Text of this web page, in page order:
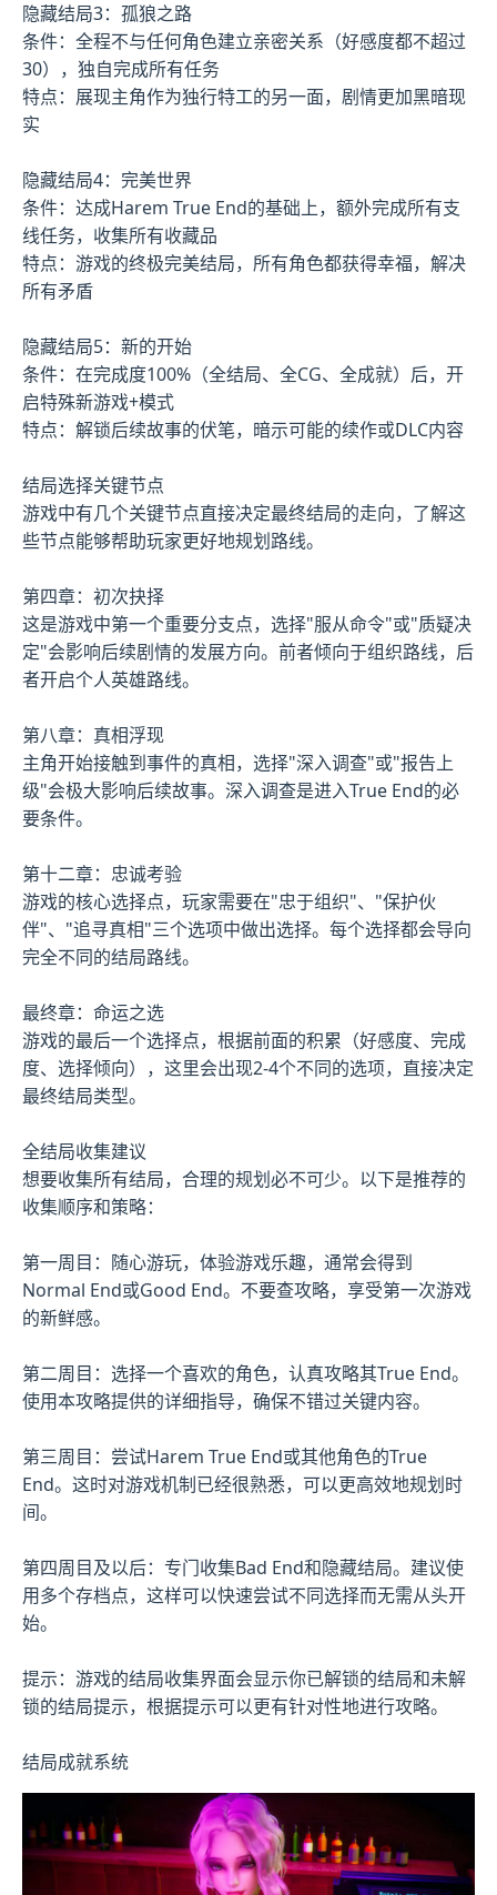
隐藏结局3：孤狼之路
条件：全程不与任何角色建立亲密关系（好感度都不超过
30），独自完成所有任务
特点：展现主角作为独行特工的另一面，剧情更加黑暗现
实
隐藏结局4：完美世界
条件：达成Harem True End的基础上，额外完成所有支
线任务，收集所有收藏品
特点：游戏的终极完美结局，所有角色都获得幸福，解决
所有矛盾
隐藏结局5：新的开始
条件：在完成度100%（全结局、全CG、全成就）后，开
启特殊新游戏+模式
特点：解锁后续故事的伏笔，暗示可能的续作或DLC内容
结局选择关键节点
游戏中有几个关键节点直接决定最终结局的走向，了解这
些节点能够帮助玩家更好地规划路线。
第四章：初次抉择
这是游戏中第一个重要分支点，选择"服从命令"或"质疑决
定"会影响后续剧情的发展方向。前者倾向于组织路线，后
者开启个人英雄路线。
第八章：真相浮现
主角开始接触到事件的真相，选择"深入调查"或"报告上
级"会极大影响后续故事。深入调查是进入True End的必
要条件。
第十二章：忠诚考验
游戏的核心选择点，玩家需要在"忠于组织"、"保护伙
伴"、"追寻真相"三个选项中做出选择。每个选择都会导向
完全不同的结局路线。
最终章：命运之选
游戏的最后一个选择点，根据前面的积累（好感度、完成
度、选择倾向），这里会出现2-4个不同的选项，直接决定
最终结局类型。
全结局收集建议
想要收集所有结局，合理的规划必不可少。以下是推荐的
收集顺序和策略：
第一周目：随心游玩，体验游戏乐趣，通常会得到
Normal End或Good End。不要查攻略，享受第一次游戏
的新鲜感。
第二周目：选择一个喜欢的角色，认真攻略其True End。
使用本攻略提供的详细指导，确保不错过关键内容。
第三周目：尝试Harem True End或其他角色的True
End。这时对游戏机制已经很熟悉，可以更高效地规划时
间。
第四周目及以后：专门收集Bad End和隐藏结局。建议使
用多个存档点，这样可以快速尝试不同选择而无需从头开
始。
提示：游戏的结局收集界面会显示你已解锁的结局和未解
锁的结局提示，根据提示可以更有针对性地进行攻略。
结局成就系统